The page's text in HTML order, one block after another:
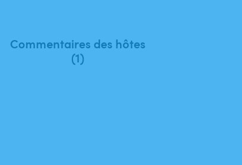
Commentaires des hôtes
(1)